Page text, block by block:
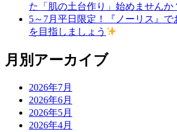
た「肌の土台作り」始めませんか
5～7月平日限定！『ノーリス』
を目指しましょう
月別アーカイブ
2026年7月
2026年6月
2026年5月
2026年4月